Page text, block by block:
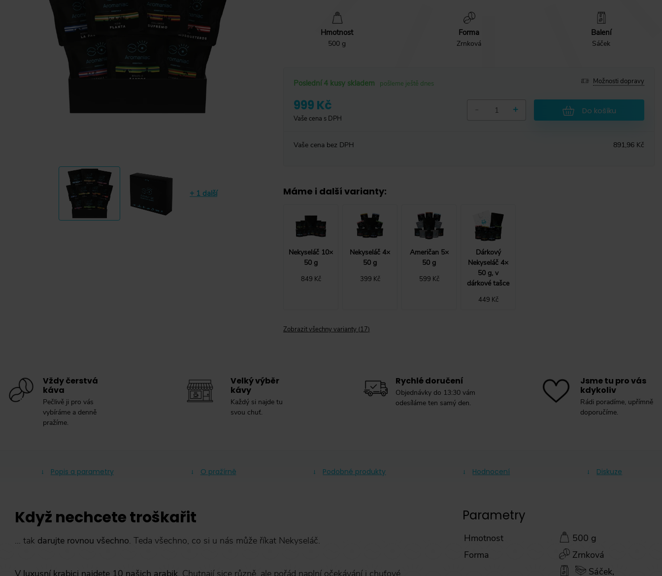
+ 1 další
Hmotnost
500 g
Forma
Zrnková
Balení
Sáček
Poslední 4 kusy skladem pošleme ještě dnes Možnosti dopravy
999 Kč
Vaše cena s DPH
+ Do košíku
Vaše cena bez DPH 891,96 Kč
Máme i další varianty:
Nekyseláč 10×
50 g
849 Kč
Nekyseláč 4×
50 g
399 Kč
Američan 5×
50 g
599 Kč
Dárkový
Nekyseláč 4×
50 g, v
dárkové tašce
449 Kč
Zobrazit všechny varianty (17)
Vždy čerstvá
káva
Pečlivě ji pro vás
vybíráme a denně
pražíme.
Velký výběr
kávy
Každý si najde tu
svou chuť.
Rychlé doručení
Objednávky do 13:30 vám
odesíláme ten samý den.
Jsme tu pro vás
kdykoliv
Rádi poradíme, upřímně
doporučíme.
Popis a parametry O pražírně Podobné produkty Hodnocení Diskuze
Když nechcete troškařit
… tak darujte rovnou všechno. Teda všechno, co si u nás může říkat Nekyseláč.
Parametry
Hmotnost
500 g
Forma
Zrnková
Sáček,